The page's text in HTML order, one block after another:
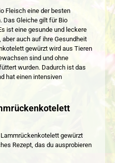
Fleisch eine der besten
Das Gleiche gilt für Bio
ist eine gesunde und leckere
auch auf ihre Gesundheit
gewürzt wird aus Tieren
sind und ohne
wurden. Dadurch ist das
hat einen intensiven
gewürzt
Rezept, das du ausprobieren